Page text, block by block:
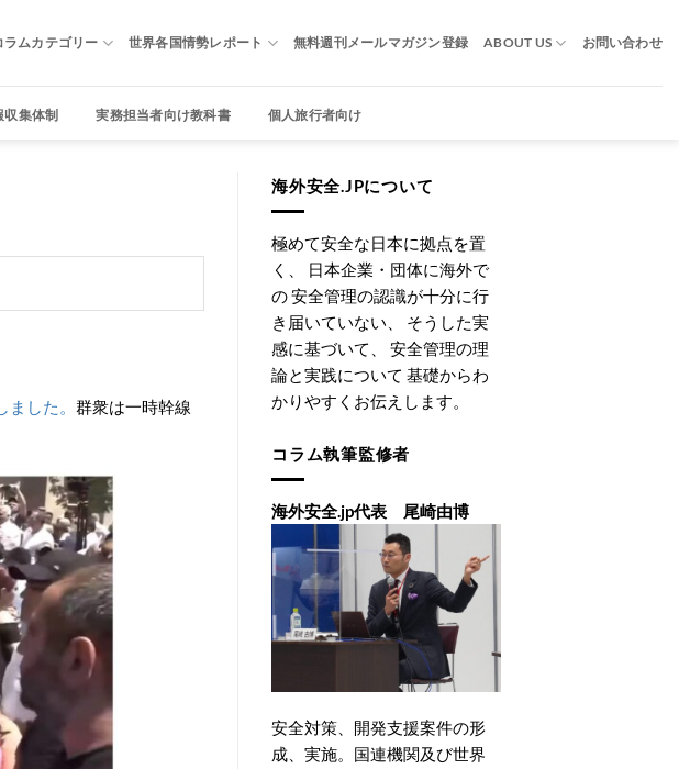
ラムカテゴリー 世界各国情勢レポート 無料週刊メールマガジン登録 ABOUT US お問い合わせ
収集体制 実務担当者向け教科書 個人旅行者向け
した。 群衆は一時幹線
海外安全.JPについて
極めて安全な日本に拠点を置
く、 日本企業・団体に海外で
の 安全管理の認識が十分に行
き届いていない、 そうした実
感に基づいて、 安全管理の理
論と実践について 基礎からわ
かりやすくお伝えします。
コラム執筆監修者
海外安全.jp代表 尾崎由博
安全対策、開発支援案件の形
成、実施。国連機関及び世界